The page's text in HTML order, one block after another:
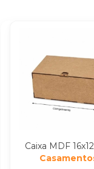
Caixa MDF